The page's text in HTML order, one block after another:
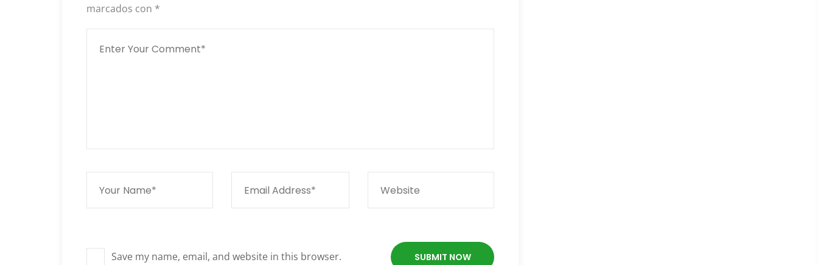
marcados con *
Save my name, email, and website in this browser.